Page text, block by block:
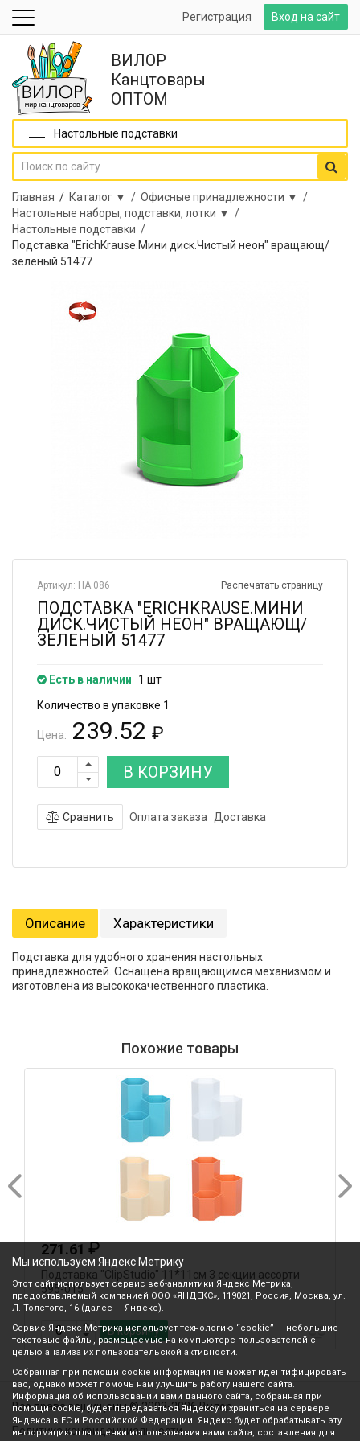
Вход на сайт
Регистрация
ВИЛОР
Канцтовары
ОПТОМ
Настольные подставки
Главная / Каталог ▼ / Офисные принадлежности ▼ /
Настольные наборы, подставки, лотки ▼ /
Настольные подставки /
Подставка "ErichKrause.Мини диск.Чистый неон" вращающ/
зеленый 51477
Распечатать страницу
Артикул: НА 086
ПОДСТАВКА "ERICHKRAUSE.МИНИ
ДИСК.ЧИСТЫЙ НЕОН" ВРАЩАЮЩ/
ЗЕЛЕНЫЙ 51477
Есть в наличии
1 шт
Количество в упаковке 1
Цена: 239.52 ₽
В КОРЗИНУ
Сравнить Оплата заказа Доставка
Описание Характеристики
Подставка для удобного хранения настольных
принадлежностей. Оснащена вращающимся механизмом и
изготовлена из высококачественного пластика.
Похожие товары
271.61 ₽
Подставка "ClipStudio" 11*11см 3 секции ассорти
595-015
В корзину
Все права защищены © 2003-2026 Вилор
Политика конфиденциальности
Мы используем Яндекс Метрику
Этот сайт использует сервис веб-аналитики Яндекс Метрика,
предоставляемый компанией ООО «ЯНДЕКС», 119021, Россия, Москва, ул.
Л. Толстого, 16 (далее — Яндекс).
Сервис Яндекс Метрика использует технологию “cookie” — небольшие
текстовые файлы, размещаемые на компьютере пользователей с
целью анализа их пользовательской активности.
Собранная при помощи cookie информация не может идентифицировать
вас, однако может помочь нам улучшить работу нашего сайта.
Информация об использовании вами данного сайта, собранная при
помощи cookie, будет передаваться Яндексу и храниться на сервере
Яндекса в ЕС и Российской Федерации. Яндекс будет обрабатывать эту
информацию для оценки использования вами сайта, составления для